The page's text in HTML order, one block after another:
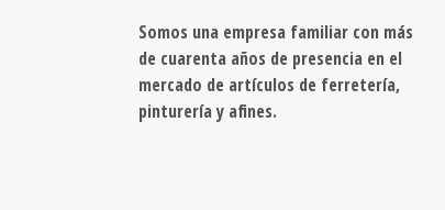
Somos una empresa familiar con más
de cuarenta años de presencia en el
mercado de artículos de ferretería,
pinturería y afines.